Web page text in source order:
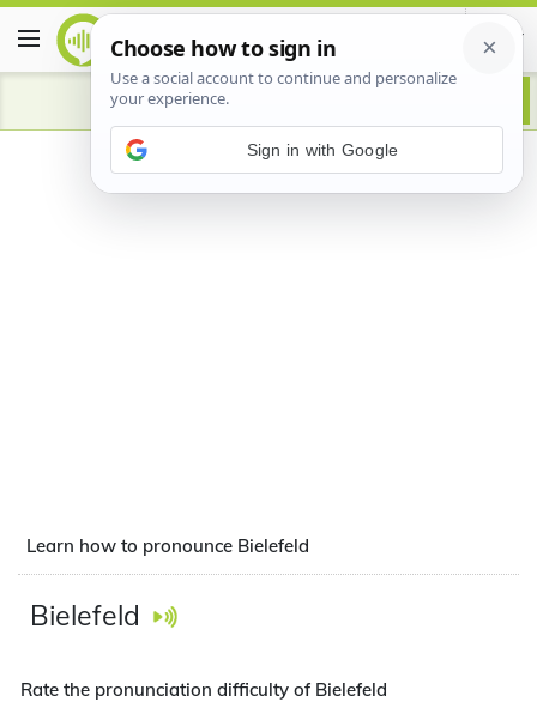
Learn how to pronounce Bielefeld
Bielefeld
Rate the pronunciation difficulty of Bielefeld